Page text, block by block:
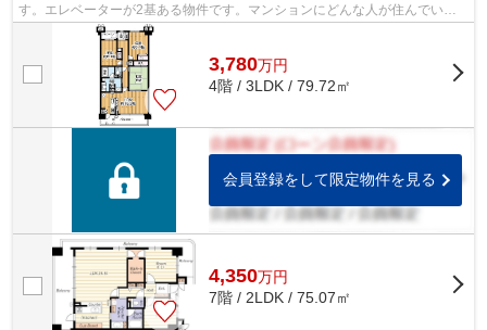
す。エレベーターが2基ある物件です。マンションにどんな人が住んでいる
のかも中古マンションなら事前に知れます...
3,780万円
4階 / 3LDK / 79.72㎡
会員登録をして限定物件を見る
4,350万円
7階 / 2LDK / 75.07㎡